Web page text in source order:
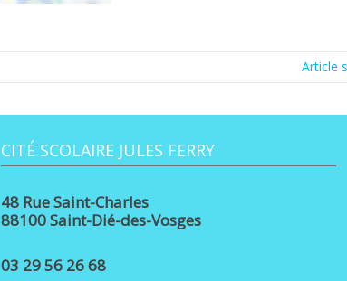
Article
CITÉ SCOLAIRE JULES FERRY
48 Rue Saint-Charles
88100 Saint-Dié-des-Vosges
03 29 56 26 68